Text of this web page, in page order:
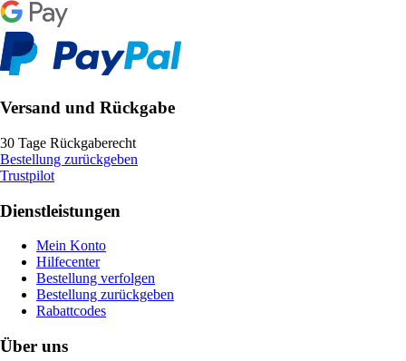
Versand und Rückgabe
30 Tage Rückgaberecht
Bestellung zurückgeben
Trustpilot
Dienstleistungen
Mein Konto
Hilfecenter
Bestellung verfolgen
Bestellung zurückgeben
Rabattcodes
Über uns